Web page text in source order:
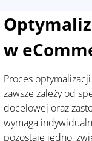
w
Proces
zawsze zależy od
docelowej oraz
wymaga
pozostaje jedno,